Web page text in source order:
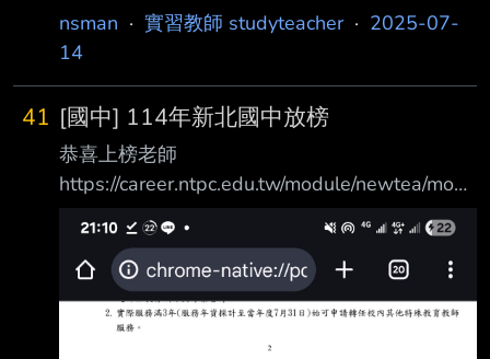
說怎麼一開始沒說 他們就拿法條來壓你，說不
得拒絕 （不過正式拒絕他們都沒第二句話） 現
氣也溫柔許多 這會不會是全國全敘薪的威力？
還是缺師缺比較大的年頭？ --
nsman · 實習教師 studyteacher· 2025-07-
14
41 [國中] 114年新北國中放榜
恭喜上榜老師
https://career.ntpc.edu.tw/module/newtea/modu
le/newtea/out-home/out-announce ----- Sent
from JPTT on my iPhone --